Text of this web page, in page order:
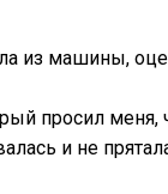
из машины,
просил меня,
и не